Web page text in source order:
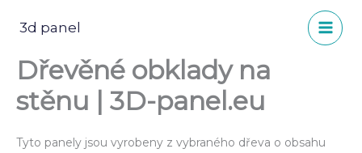
3d panel
Dřevěné obklady na
stěnu | 3D-panel.eu
Tyto panely jsou vyrobeny z vybraného dřeva o obsahu